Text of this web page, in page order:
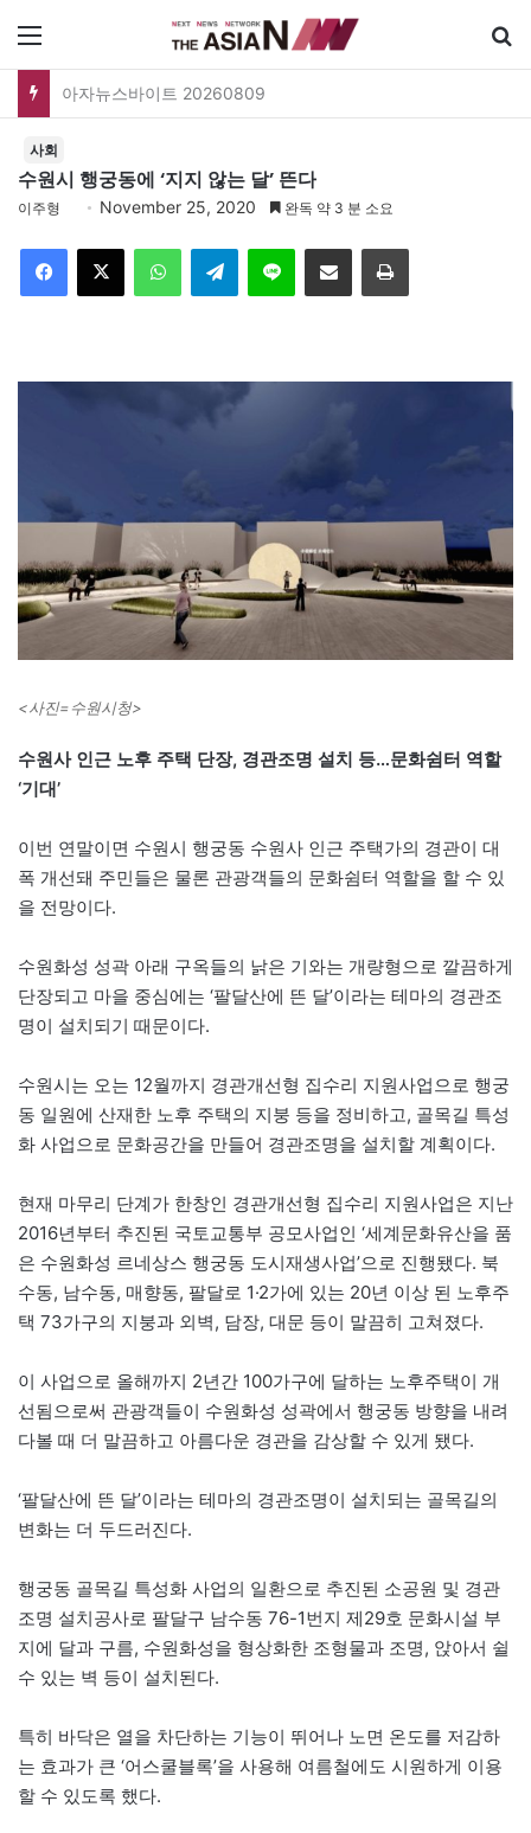
아자뉴스바이트 20260809
사회
수원시 행궁동에 ‘지지 않는 달’ 뜬다
이주형 November 25, 2020 완독 약 3 분 소요
Telegram 이메일
<사진=수원시청>
수원사 인근 노후 주택 단장, 경관조명 설치 등…문화쉼터 역할
‘기대’
이번 연말이면 수원시 행궁동 수원사 인근 주택가의 경관이 대
폭 개선돼 주민들은 물론 관광객들의 문화쉼터 역할을 할 수 있
을 전망이다.
수원화성 성곽 아래 구옥들의 낡은 기와는 개량형으로 깔끔하게
단장되고 마을 중심에는 ‘팔달산에 뜬 달’이라는 테마의 경관조
명이 설치되기 때문이다.
수원시는 오는 12월까지 경관개선형 집수리 지원사업으로 행궁
동 일원에 산재한 노후 주택의 지붕 등을 정비하고, 골목길 특성
화 사업으로 문화공간을 만들어 경관조명을 설치할 계획이다.
현재 마무리 단계가 한창인 경관개선형 집수리 지원사업은 지난
2016년부터 추진된 국토교통부 공모사업인 ‘세계문화유산을 품
은 수원화성 르네상스 행궁동 도시재생사업’으로 진행됐다. 북
수동, 남수동, 매향동, 팔달로 1·2가에 있는 20년 이상 된 노후주
택 73가구의 지붕과 외벽, 담장, 대문 등이 말끔히 고쳐졌다.
이 사업으로 올해까지 2년간 100가구에 달하는 노후주택이 개
선됨으로써 관광객들이 수원화성 성곽에서 행궁동 방향을 내려
다볼 때 더 말끔하고 아름다운 경관을 감상할 수 있게 됐다.
‘팔달산에 뜬 달’이라는 테마의 경관조명이 설치되는 골목길의
변화는 더 두드러진다.
행궁동 골목길 특성화 사업의 일환으로 추진된 소공원 및 경관
조명 설치공사로 팔달구 남수동 76-1번지 제29호 문화시설 부
지에 달과 구름, 수원화성을 형상화한 조형물과 조명, 앉아서 쉴
수 있는 벽 등이 설치된다.
특히 바닥은 열을 차단하는 기능이 뛰어나 노면 온도를 저감하
는 효과가 큰 ‘어스쿨블록’을 사용해 여름철에도 시원하게 이용
할 수 있도록 했다.